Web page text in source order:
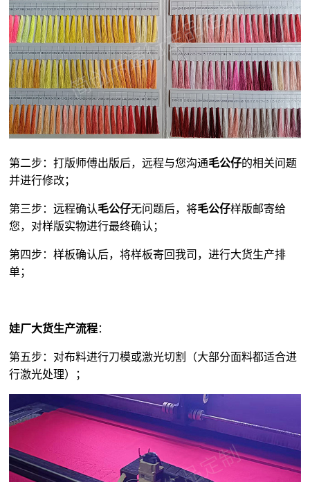
第二步：打版师傅出版后，远程与您沟通毛公仔的相关问题
并进行修改；
第三步：远程确认毛公仔无问题后，将毛公仔样版邮寄给
您，对样版实物进行最终确认；
第四步：样板确认后，将样板寄回我司，进行大货生产排
单；
娃厂大货生产流程：
第五步：对布料进行刀模或激光切割（大部分面料都适合进
行激光处理）；